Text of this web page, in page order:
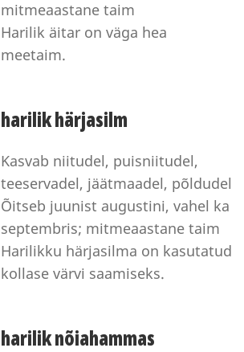
mitmeaastane taim
Harilik äitar on väga hea
meetaim.
harilik härjasilm
Kasvab niitudel, puisniitudel,
teeservadel, jäätmaadel, põldudel
Õitseb juunist augustini, vahel ka
septembris; mitmeaastane taim
Harilikku härjasilma on kasutatud
kollase värvi saamiseks.
harilik nõiahammas